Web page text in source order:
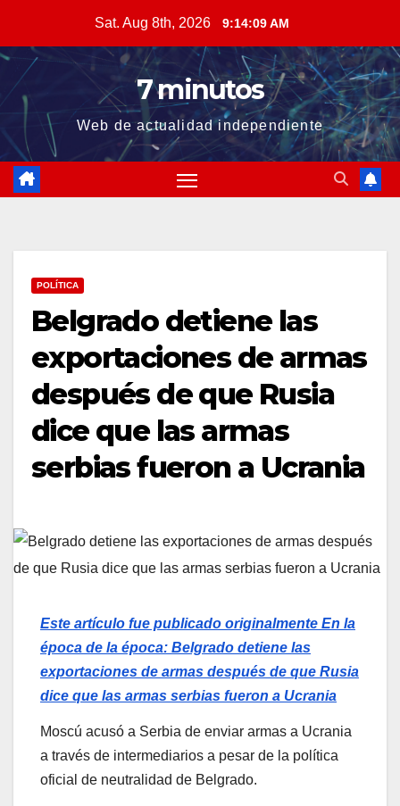
content
Sat. Aug 8th, 2026 9:14:10 AM
7 minutos
Web de actualidad independiente
POLÍTICA
Belgrado detiene las
exportaciones de armas
después de que Rusia
dice que las armas
serbias fueron a Ucrania
Este artículo fue publicado originalmente En la
época de la época: Belgrado detiene las
exportaciones de armas después de que Rusia
dice que las armas serbias fueron a Ucrania
Moscú acusó a Serbia de enviar armas a Ucrania
a través de intermediarios a pesar de la política
oficial de neutralidad de Belgrado.